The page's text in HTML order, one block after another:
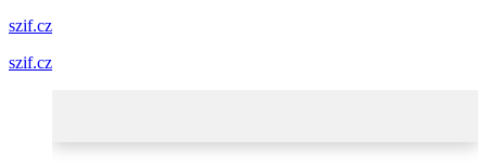
szif.cz
szif.cz